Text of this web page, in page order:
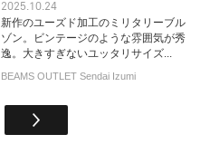
2025.10.24
新作のユーズド加工のミリタリーブル
ゾン。ビンテージのような雰囲気が秀
逸。大きすぎないユッタリサイズ...
BEAMS OUTLET Sendai Izumi